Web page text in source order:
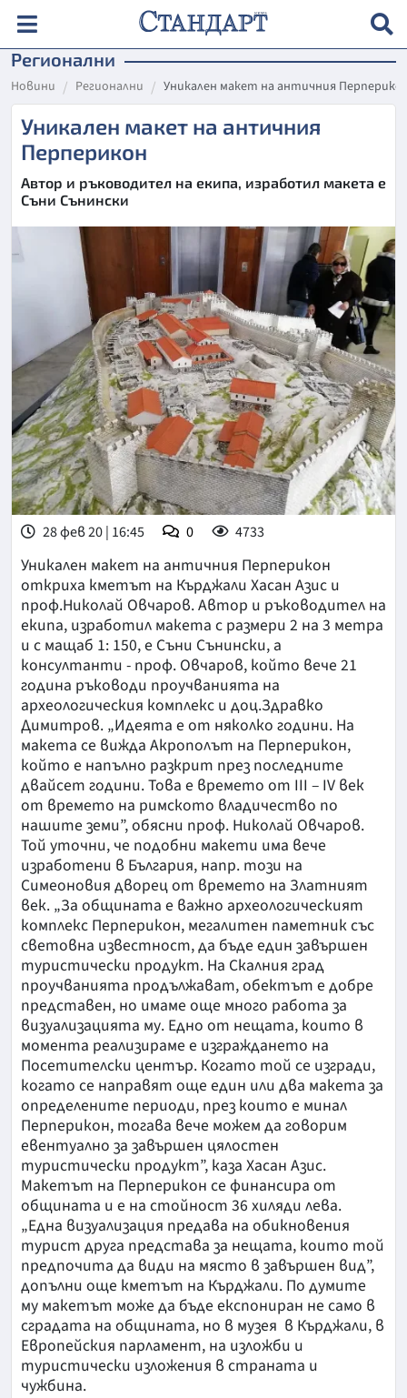
Регионални
Новини Регионални Уникален макет на античния
Уникален макет на античния
Перперикон
Автор и ръководител на екипа, изработил макета е
Съни Сънински
28 фев 20 | 16:45 0 4733
Уникален макет на античния Перперикон
откриха кметът на Кърджали Хасан Азис и
проф.Николай Овчаров. Автор и ръководител на
екипа, изработил макета с размери 2 на 3 метра
и с мащаб 1: 150, е Съни Сънински, а
консултанти - проф. Овчаров, който вече 21
година ръководи проучванията на
археологическия комплекс и доц.Здравко
Димитров. „Идеята е от няколко години. На
макета се вижда Акрополът на Перперикон,
който е напълно разкрит през последните
двайсет години. Това е времето от III – IV век
от времето на римското владичество по
нашите земи”, обясни проф. Николай Овчаров.
Той уточни, че подобни макети има вече
изработени в България, напр. този на
Симеоновия дворец от времето на Златният
век. „За общината е важно археологическият
комплекс Перперикон, мегалитен паметник със
световна известност, да бъде един завършен
туристически продукт. На Скалния град
проучванията продължават, обектът е добре
представен, но имаме още много работа за
визуализацията му. Едно от нещата, които в
момента реализираме е изграждането на
Посетителски център. Когато той се изгради,
когато се направят още един или два макета за
определените периоди, през които е минал
Перперикон, тогава вече можем да говорим
евентуално за завършен цялостен
туристически продукт”, каза Хасан Азис.
Макетът на Перперикон се финансира от
общината и е на стойност 36 хиляди лева.
„Една визуализация предава на обикновения
турист друга представа за нещата, които той
предпочита да види на място в завършен вид”,
допълни още кметът на Кърджали. По думите
му макетът може да бъде експониран не само в
сградата на общината, но в музея в Кърджали, в
Европейския парламент, на изложби и
туристически изложения в страната и
чужбина.